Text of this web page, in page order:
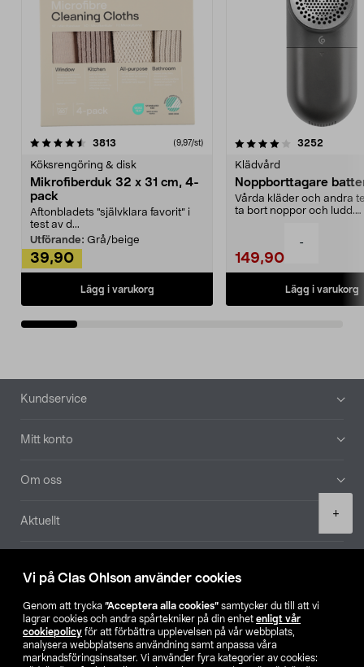
Vi på Clas Ohlson använder cookies
Genom att trycka ”Acceptera alla cookies” samtycker du till att vi
lagrar cookies och andra spårtekniker på din enhet enligt vår
cookiepolicy för att förbättra upplevelsen på vår webbplats,
analysera webbplatsens användning samt anpassa våra
marknadsföringsinsatser. Vi använder fyra kategorier av cookies:
-
+
3813 (9,97/st)
Köksrengöring & disk
Mikrofiberduk 32 x 31 cm, 4-
pack
Aftonbladets "självklara favorit” i
test av d...
Utförande: Grå/beige
39,90
Lägg i varukorg
4.0av 5 stjärnor 3252
Klädvård
Noppborttagare
Vårda kläder och andra
ta bort noppor och ludd.
149,90
Lägg i varukorg
4.5av 5 stjärnor
Sidfot
Kundservice
Mitt konto
Om oss
Aktuellt
Hitta butik
SE NO FI